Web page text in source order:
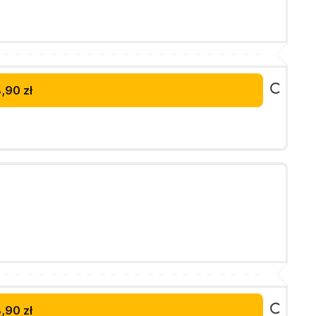
zł
zł